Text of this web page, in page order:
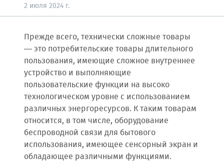
2 июля 2024 г.
Прежде всего, технически сложные товары
— это потребительские товары длительного
пользования, имеющие сложное внутреннее
устройство и выполняющие
пользовательские функции на высоко
технологическом уровне с использованием
различных энергоресурсов. К таким товарам
относится, в том числе, оборудование
беспроводной связи для бытового
использования, имеющее сенсорный экран и
обладающее различными функциями.